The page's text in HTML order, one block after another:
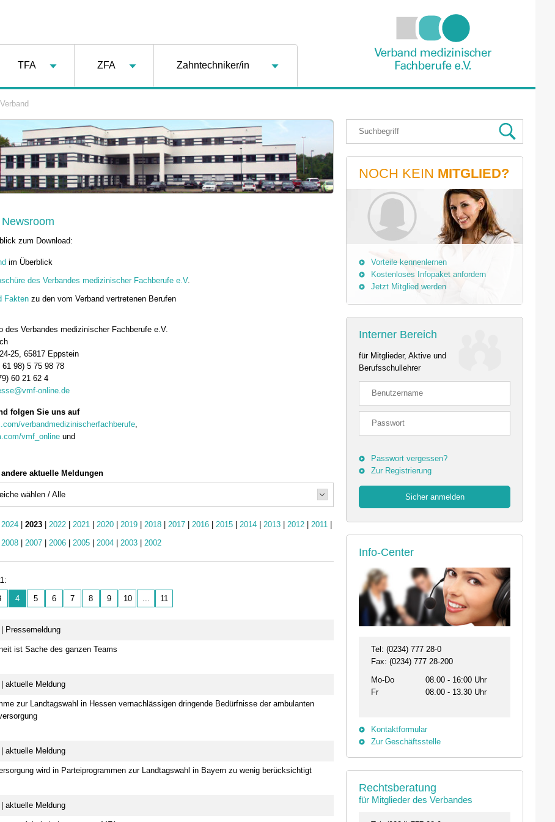
TFA ZFA Zahntechniker/in
zum Download:
im Überblick
des Verbandes medizinischer Fachberufe e.V.
Fakten zu den vom Verband vertretenen Berufen
des Verbandes medizinischer Fachberufe e.V.
25, 65817 Eppstein
61 98) 5 75 98 78
60 21 62 4
online.de
folgen Sie uns auf
verbandmedizinischerfachberufe
vmf_online und
aktuelle Meldungen
wählen / Alle
2024 | 2023 | 2022 | 2021 | 2020 | 2019 | 2018 | 2017 | 2016 | 2015 | 2014 | 2013 | 2012 | 2011 |
2008 | 2007 | 2006 | 2005 | 2004 | 2003 | 2002
4 5 6 7 8 9 10 11
Pressemeldung
ist Sache des ganzen Teams
aktuelle Meldung
zur Landtagswahl in Hessen vernachlässigen dringende Bedürfnisse der ambulanten
aktuelle Meldung
wird in Parteiprogrammen zur Landtagswahl in Bayern zu wenig berücksichtigt
aktuelle Meldung
NOCH KEIN MITGLIED?
Vorteile kennenlernen
Kostenloses Infopaket anfordern
Jetzt Mitglied werden
Interner Bereich
für Mitglieder, Aktive und
Berufsschullehrer
Passwort vergessen?
Zur Registrierung
Info-Center
Tel: (0234) 777 28-0
Fax: (0234) 777 28-200
Mo-Do
08.00 - 16:00 Uhr
Fr
08.00 - 13.30 Uhr
Kontaktformular
Zur Geschäftsstelle
Rechtsberatung
für Mitglieder des Verbandes
Uhr
Bezirksstelle Kleve/Wesel
16.10. 12:00 Uhr - 17.10.2026 15:30
26.08. - 29.08.2026
31134 Hildesheim
Professionelles Impfmanagement in drei
11.09.2026 19:00